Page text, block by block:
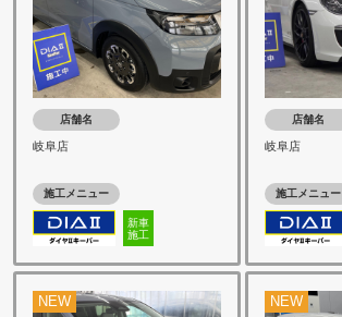
店舗名
岐阜店
施工メニュー
新車
施工
店舗名
岐阜店
施工メニュー
NEW NEW